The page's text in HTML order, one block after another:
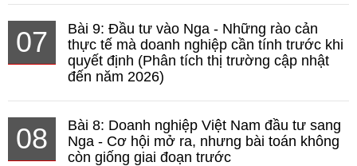
07
Bài 9: Đầu tư vào Nga - Những rào cản
thực tế mà doanh nghiệp cần tính trước khi
quyết định (Phân tích thị trường cập nhật
đến năm 2026)
08
Bài 8: Doanh nghiệp Việt Nam đầu tư sang
Nga - Cơ hội mở ra, nhưng bài toán không
còn giống giai đoạn trước